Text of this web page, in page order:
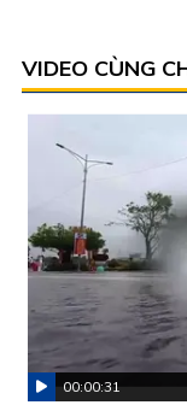
VIDEO CÙNG
00:00:31